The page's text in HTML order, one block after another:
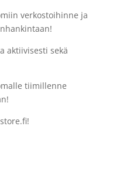
verkostoihinne ja
aktiivisesti sekä
tiimillenne